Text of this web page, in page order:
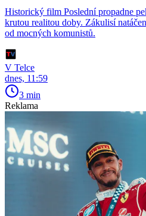
Historický film Poslední propadne
krutou realitou doby. Zákulisí
od mocných komunistů.
V Telce
dnes, 11:59
3 min
Reklama